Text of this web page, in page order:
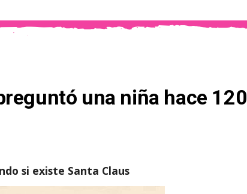
una niña hace 120
si existe Santa Claus